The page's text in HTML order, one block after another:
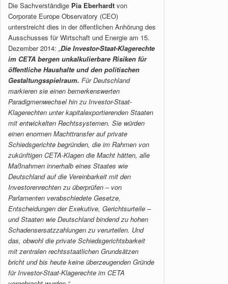
Die Sachverständige Pia Eberhardt von
Corporate Europe Observatory (CEO)
unterstreicht dies in der öffentlichen Anhörung des
Ausschusses für Wirtschaft und Energie am 15.
Dezember 2014: „Die Investor-Staat-Klagerechte
im CETA bergen unkalkulierbare Risiken für
öffentliche Haushalte und den politischen
Gestaltungsspielraum. Für Deutschland
markieren sie einen bemerkenswerten
Paradigmenwechsel hin zu Investor-Staat-
Klagerechten unter kapitalexportierenden Staaten
mit entwickelten Rechtssystemen. Sie würden
einen enormen Machttransfer auf private
Schiedsgerichte begründen, die im Rahmen von
zukünftigen CETA-Klagen die Macht hätten, alle
Maßnahmen innerhalb eines Staates wie
Deutschland auf die Vereinbarkeit mit den
Investorenrechten zu überprüfen – von
Parlamenten verabschiedete Gesetze,
Entscheidungen der Exekutive, Gerichtsurteile –
und Staaten wie Deutschland bindend zu hohen
Schadensersatzzahlungen zu verurteilen. Und
das, obwohl die private Schiedsgerichtsbarkeit
mit zentralen rechtsstaatlichen Grundsätzen
bricht und bis heute keine überzeugenden Gründe
für Investor-Staat-Klagerechte im CETA